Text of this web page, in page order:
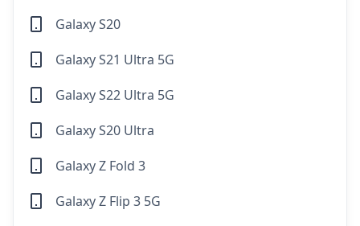
Galaxy S20
Galaxy S21 Ultra 5G
Galaxy S22 Ultra 5G
Galaxy S20 Ultra
Galaxy Z Fold 3
Galaxy Z Flip 3 5G